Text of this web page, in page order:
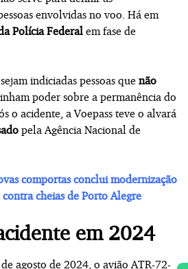
envolvidas no voo. Há em
Polícia Federal em fase de
indiciadas pessoas que não
poder sobre a permanência do
o acidente, a Voepass teve o alvará
pela Agência Nacional de
comportas conclui modernização
cheias de Porto Alegre
em 2024
agosto de 2024, o avião ATR-72-